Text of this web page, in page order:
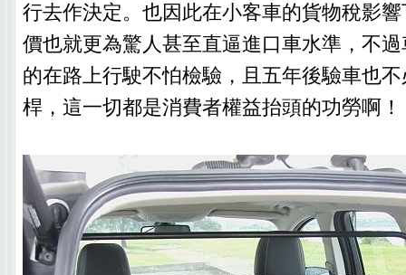
行去作決定。也因此在小客車的貨物稅影
價也就更為驚人甚至直逼進口車水準，不
的在路上行駛不怕檢驗，且五年後驗車也
桿，這一切都是消費者權益抬頭的功勞啊！